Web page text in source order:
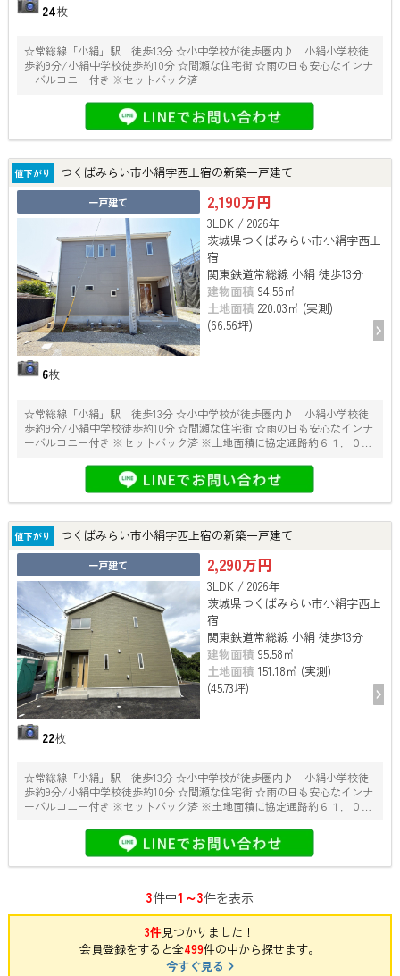
24枚
☆常総線「小絹」駅 徒歩13分 ☆小中学校が徒歩圏内♪ 小絹小学校徒
歩約9分/小絹中学校徒歩約10分 ☆間瀬な住宅街 ☆雨の日も安心なインナ
ーバルコニー付き ※セットバック済
値下がり つくばみらい市小絹字西上宿の新築一戸建て
一戸建て
6枚
2,190万円
3LDK / 2026年
茨城県つくばみらい市小絹字西上
宿
関東鉄道常総線 小絹 徒歩13分
建物面積 94.56㎡
土地面積 220.03㎡ (実測)
(66.56坪)
☆常総線「小絹」駅 徒歩13分 ☆小中学校が徒歩圏内♪ 小絹小学校徒
歩約9分/小絹中学校徒歩約10分 ☆間瀬な住宅街 ☆雨の日も安心なインナ
ーバルコニー付き ※セットバック済 ※土地面積に協定通路約６１．０７
値下がり つくばみらい市小絹字西上宿の新築一戸建て
一戸建て
22枚
2,290万円
3LDK / 2026年
茨城県つくばみらい市小絹字西上
宿
関東鉄道常総線 小絹 徒歩13分
建物面積 95.58㎡
土地面積 151.18㎡ (実測)
(45.73坪)
☆常総線「小絹」駅 徒歩13分 ☆小中学校が徒歩圏内♪ 小絹小学校徒
歩約9分/小絹中学校徒歩約10分 ☆間瀬な住宅街 ☆雨の日も安心なインナ
ーバルコニー付き ※セットバック済 ※土地面積に協定通路約６１．０７
3件中1～3件を表示
3件見つかりました！
会員登録をすると全499件の中から探せます。
今すぐ見る